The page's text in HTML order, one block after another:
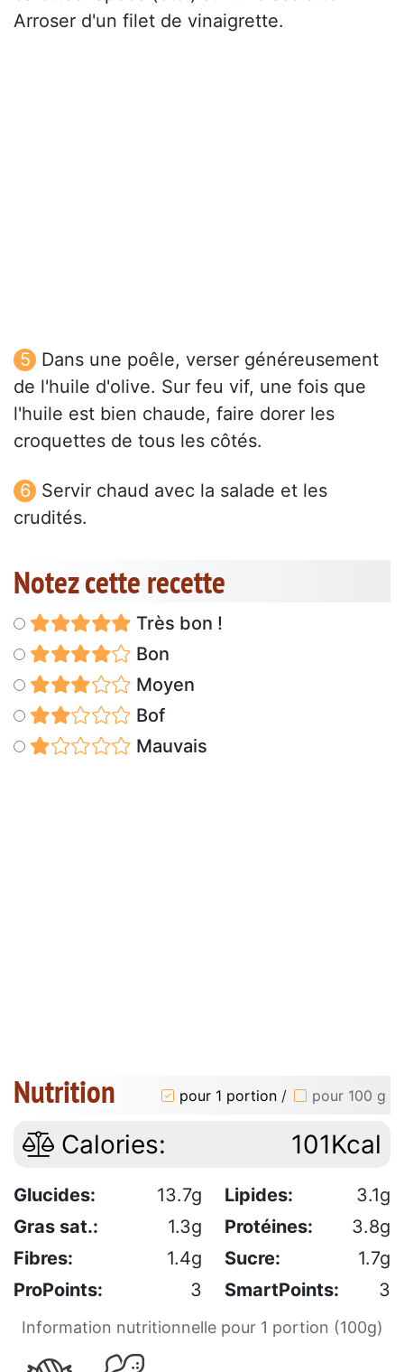
Arroser d'un filet de vinaigrette.
Dans une poêle, verser généreusement
de l'huile d'olive. Sur feu vif, une fois que
l'huile est bien chaude, faire dorer les
croquettes de tous les côtés.
Servir chaud avec la salade et les
crudités.
Notez cette recette
Très bon !
Bon
Moyen
Bof
Mauvais
Nutrition pour 1 portion / pour 100 g
Calories: 101Kcal
Glucides: 13.7g Lipides:
3.1g
Gras sat.:
1.3g Protéines:
3.8g
Fibres:
1.4g Sucre:
1.7g
ProPoints:
3 SmartPoints: 3
Information nutritionnelle pour 1 portion (100g)